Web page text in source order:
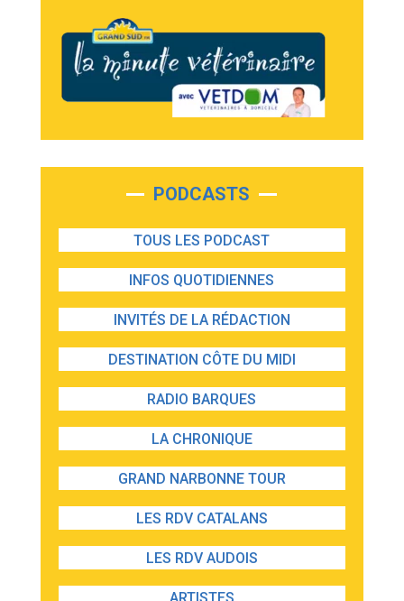
PODCASTS
TOUS LES PODCAST
INFOS QUOTIDIENNES
INVITÉS DE LA RÉDACTION
DESTINATION CÔTE DU MIDI
RADIO BARQUES
LA CHRONIQUE
GRAND NARBONNE TOUR
LES RDV CATALANS
LES RDV AUDOIS